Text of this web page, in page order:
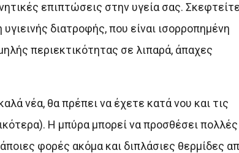
επιπτώσεις στην υγεία σας. Σκεφτείτε
διατροφής, που είναι ισορροπημένη
περιεκτικότητας σε λιπαρά, άπαχες
νέα, θα πρέπει να έχετε κατά νου και τις
Η μπύρα μπορεί να προσθέσει πολλές
φορές ακόμα και διπλάσιες θερμίδες